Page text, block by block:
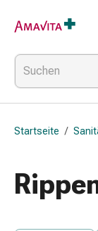
Medikamente
&
Behandlung
&
Startseite /